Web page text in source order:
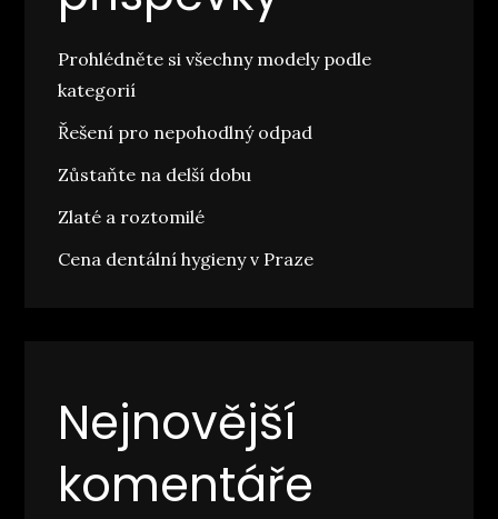
Prohlédněte si všechny modely podle
kategorií
Řešení pro nepohodlný odpad
Zůstaňte na delší dobu
Zlaté a roztomilé
Cena dentální hygieny v Praze
Nejnovější
komentáře